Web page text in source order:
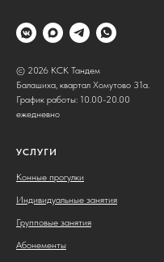
© 2026 КСК Тандем
Балашиха, квартал Хомутово 31а.
График работы: 10.00-20.00
ежедневно
УСЛУГИ
Конные прогулки
Индивидуальные занятия
Групповые занятия
Абонементы